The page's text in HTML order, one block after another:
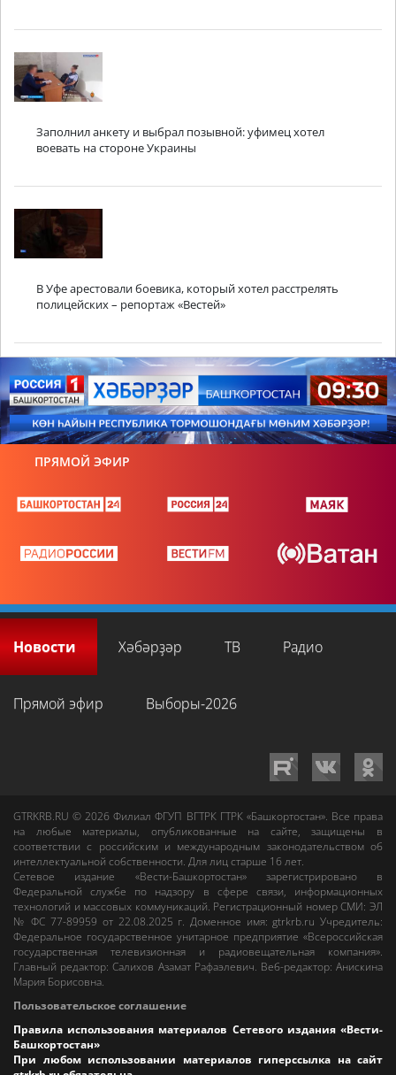
Заполнил анкету и выбрал позывной: уфимец хотел
воевать на стороне Украины
В Уфе арестовали боевика, который хотел расстрелять
полицейских – репортаж «Вестей»
ПРЯМОЙ ЭФИР
Новости Хәбәрҙәр ТВ Радио
Прямой эфир Выборы-2026
GTRKRB.RU © 2026Филиал ФГУП ВГТРК ГТРК «Башкортостан». Все права
на любые материалы, опубликованные на сайте, защищены в
соответствии с российским и международным законодательством об
интеллектуальной собственности. Для лиц старше 16 лет.
Сетевое издание «Вести-Башкортостан»зарегистрировано в
Федеральной службе по надзору в сфере связи, информационных
технологий и массовых коммуникаций. Регистрационный номер СМИ: ЭЛ
№ ФС 77-89959 от 22.08.2025 г. Доменное имя:gtrkrb.ru Учредитель:
Федеральное государственное унитарное предприятие «Всероссийская
государственная телевизионная и радиовещательная компания».
Главный редактор:Салихов Азамат Рафаэлевич. Веб-редактор:Анискина
Мария Борисовна.
Пользовательское соглашение
Правила использования материалов Сетевого издания «Вести-
Башкортостан»
При любом использовании материалов гиперссылка на сайт